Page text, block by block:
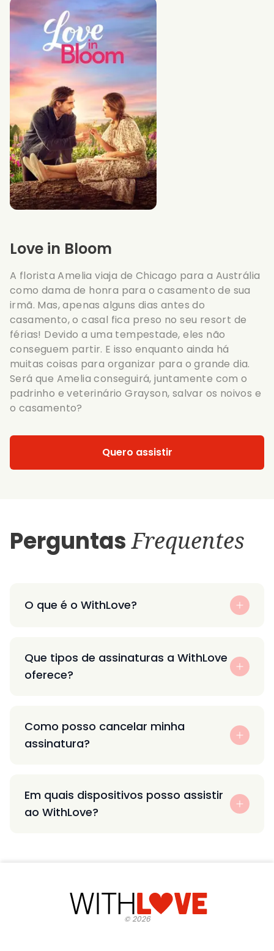
Love in Bloom
A florista Amelia viaja de Chicago para a Austrália
como dama de honra para o casamento de sua
irmã. Mas, apenas alguns dias antes do
casamento, o casal fica preso no seu resort de
férias! Devido a uma tempestade, eles não
conseguem partir. E isso enquanto ainda há
muitas coisas para organizar para o grande dia.
Será que Amelia conseguirá, juntamente com o
padrinho e veterinário Grayson, salvar os noivos e
o casamento?
Quero assistir
PerguntasFrequentes
O que é o WithLove?
Que tipos de assinaturas a WithLove
oferece?
Como posso cancelar minha
assinatura?
Em quais dispositivos posso assistir
ao WithLove?
©2026